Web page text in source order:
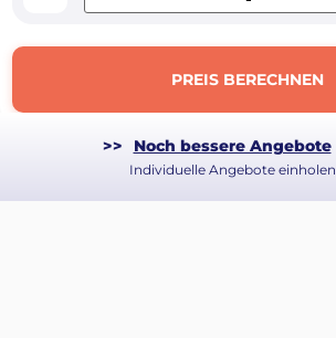
PREIS BERECHNEN
>> Noch bessere Angebote
Individuelle Angebote einholen